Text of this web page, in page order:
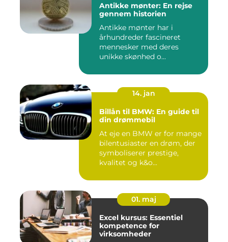
Antikke mønter: En rejse
gennem historien
Antikke mønter har i
århundreder fascineret
mennesker med deres
unikke skønhed o...
14. jan
Billån til BMW: En guide til
din drømmebil
At eje en BMW er for mange
bilentusiaster en drøm, der
symboliserer prestige,
kvalitet og k&o...
01. maj
Excel kursus: Essentiel
kompetence for
virksomheder